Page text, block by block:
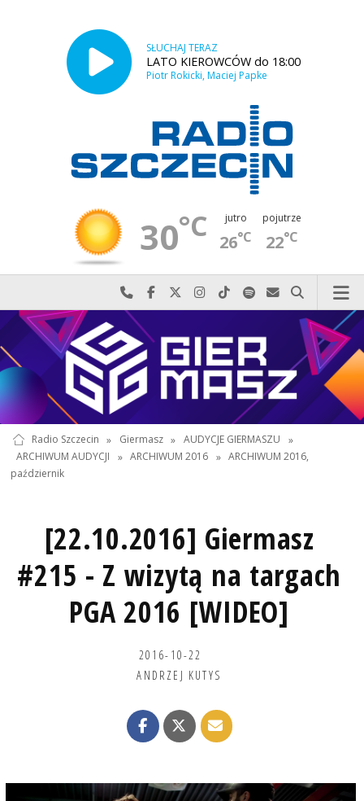
SŁUCHAJ TERAZ
LATO KIEROWCÓW do 18:00
Piotr Rokicki, Maciej Papke
30°C jutro
26°C
pojutrze
22°C
Najlepiej po prostu do nas zadzwoń
Odwiedź nas na Facebook-u
Odwiedź nas na X
Odwiedź nas na Instagram-ie
Odwiedź nas na TikTok-u
Szukaj nas na Spotify
Wyślij do nas
Szukaj
Radio Szczecin » Giermasz » AUDYCJE GIERMASZU
»
ARCHIWUM AUDYCJI
» ARCHIWUM 2016 » ARCHIWUM 2016,
październik
[22.10.2016] Giermasz
#215 - Z wizytą na targach
PGA 2016 [WIDEO]
2016-10-22
ANDRZEJ KUTYS